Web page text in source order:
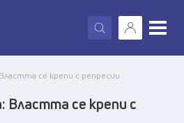
X
се крепи с репресии
Властта се крепи с